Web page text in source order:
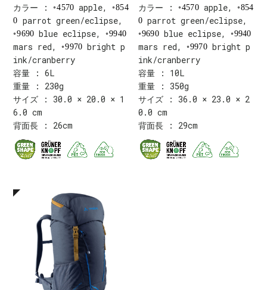
カラー : 4570 apple, 854
0 parrot green/eclipse,
9690 blue eclipse, 9940
mars red, 9970 bright p
ink/cranberry
容量 : 6L
重量 : 230g
サイズ : 30.0 × 20.0 × 1
6.0 cm
背面長 : 26cm
カラー : 4570apple,
854
0 parrot green/eclipse,
9690blue eclipse, 9940
mars red, 9970bright p
ink/cranberry
容量 : 10L
重量 : 350g
サイズ : 36.0 × 23.0 × 2
0.0 cm
背面長 : 29cm